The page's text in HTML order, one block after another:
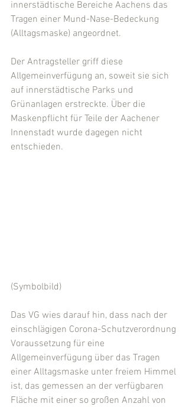
innerstädtische Bereiche Aachens das
Tragen einer Mund-Nase-Bedeckung
(Alltagsmaske) angeordnet.
Der Antragsteller griff diese
Allgemeinverfügung an, soweit sie sich
auf innerstädtische Parks und
Grünanlagen erstreckte. Über die
Maskenpflicht für Teile der Aachener
Innenstadt wurde dagegen nicht
entschieden.
(Symbolbild)
Das VG wies darauf hin, dass nach der
einschlägigen Corona-Schutzverordnung
Voraussetzung für eine
Allgemeinverfügung über das Tragen
einer Alltagsmaske unter freiem Himmel
ist, das gemessen an der verfügbaren
Fläche mit einer so großen Anzahl von